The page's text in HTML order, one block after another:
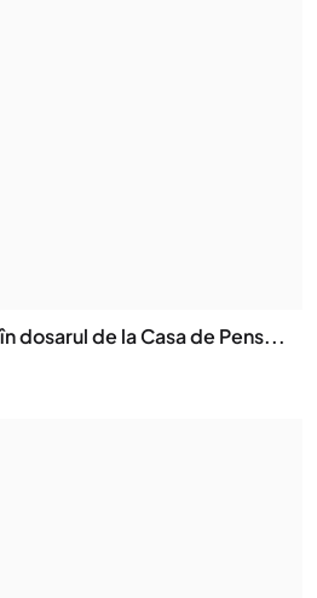
dosarul de la Casa de Pens...